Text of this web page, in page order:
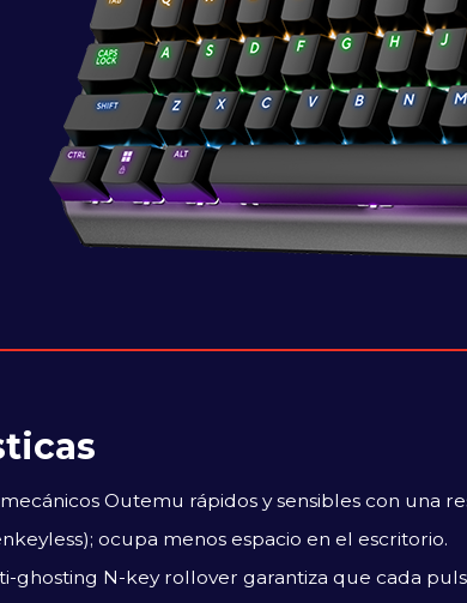
Outemu rápidos y sensibles con una
ocupa menos espacio en el escritorio.
ghosting N-key rollover garantiza que cada